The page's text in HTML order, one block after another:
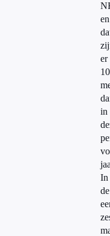
en
er
in
In
de